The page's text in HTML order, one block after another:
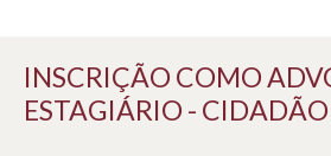
INSCRIÇÃO COMO
ESTAGIÁRIO -